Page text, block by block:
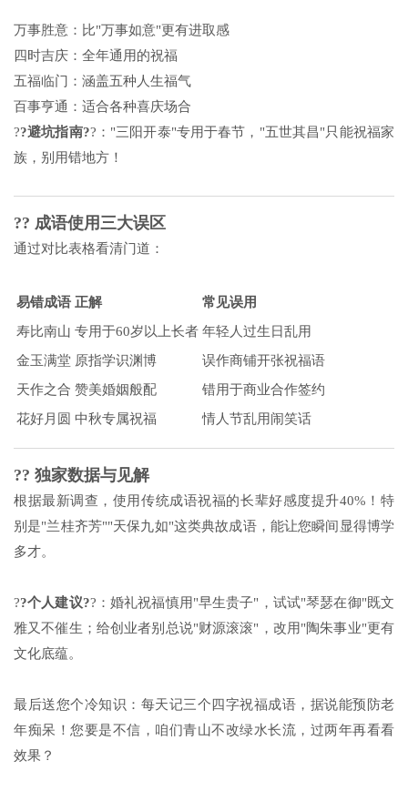
万事胜意：比"万事如意"更有进取感
四时吉庆：全年通用的祝福
五福临门：涵盖五种人生福气
百事亨通：适合各种喜庆场合
??避坑指南??："三阳开泰"专用于春节，"五世其昌"只能祝福家
族，别用错地方！
?? 成语使用三大误区
通过对比表格看清门道：
易错成语 正解
常见误用
寿比南山 专用于60岁以上长者 年轻人过生日乱用
金玉满堂 原指学识渊博
误作商铺开张祝福语
天作之合 赞美婚姻般配
错用于商业合作签约
花好月圆 中秋专属祝福 情人节乱用闹笑话
?? 独家数据与见解
根据最新调查，使用传统成语祝福的长辈好感度提升40%！特
别是"兰桂齐芳""天保九如"这类典故成语，能让您瞬间显得博学
多才。
??个人建议??：婚礼祝福慎用"早生贵子"，试试"琴瑟在御"既文
雅又不催生；给创业者别总说"财源滚滚"，改用"陶朱事业"更有
文化底蕴。
最后送您个冷知识：每天记三个四字祝福成语，据说能预防老
年痴呆！您要是不信，咱们青山不改绿水长流，过两年再看看
效果？